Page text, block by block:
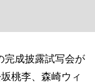
完成披露試写会が
桃李、森崎ウィ